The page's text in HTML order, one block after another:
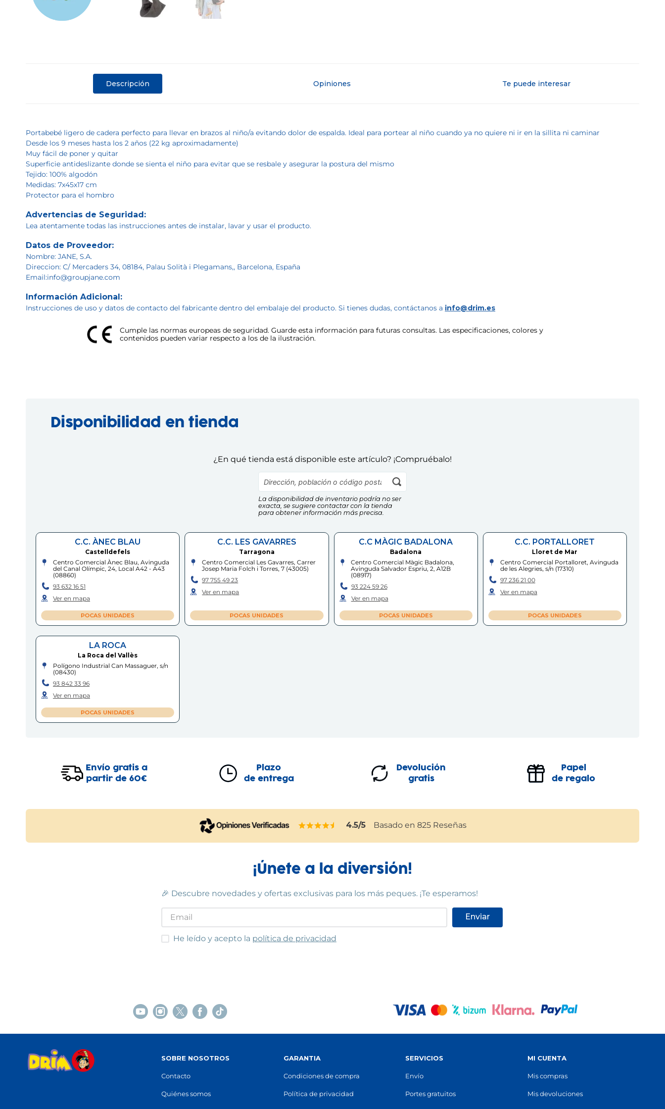
Descripción Opiniones Te puede interesar
Portabebé ligero de cadera perfecto para llevar en brazos al niño/a evitando dolor de espalda. Ideal para portear al niño cuando ya no quiere ni ir en la sillita ni caminar
Desde los 9 meses hasta los 2 años (22 kg aproximadamente)
Muy fácil de poner y quitar
Superficie antideslizante donde se sienta el niño para evitar que se resbale y asegurar la postura del mismo
Tejido: 100% algodón
Medidas: 7x45x17 cm
Protector para el hombro
Advertencias de Seguridad:
Lea atentamente todas las instrucciones antes de instalar, lavar y usar el producto.
Datos de Proveedor:
Nombre: JANE, S.A.
Direccion: C/ Mercaders 34, 08184, Palau Solità i Plegamans,, Barcelona, España
Email:info@groupjane.com
Información Adicional:
Instrucciones de uso y datos de contacto del fabricante dentro del embalaje del producto. Si tienes dudas, contáctanos a info@drim.es
Cumple las normas europeas de seguridad. Guarde esta información para futuras consultas. Las especificaciones, colores y
contenidos pueden variar respecto a los de la ilustración.
Disponibilidad en tienda
¿En qué tienda está disponible este artículo? ¡Compruébalo!
La disponibilidad de inventario podría no ser
exacta, se sugiere contactar con la tienda
para obtener información más precisa.
C.C. ÀNEC BLAU
Castelldefels
Centro Comercial Ànec Blau, Avinguda
del Canal Olímpic, 24, Local A42 - A43
(08860)
93 632 16 51
Ver en mapa
POCAS UNIDADES
C.C. LES GAVARRES
Tarragona
Centro Comercial Les Gavarres, Carrer
Josep Maria Folch i Torres, 7 (43005)
97 755 49 23
Ver en mapa
POCAS UNIDADES
C.C MÀGIC BADALONA
Badalona
Centro Comercial Màgic Badalona,
Avinguda Salvador Espriu, 2, A12B
(08917)
93 224 59 26
Ver en mapa
POCAS UNIDADES
C.C. PORTALLORET
Lloret de Mar
Centro Comercial Portalloret, Avinguda
de les Alegries, s/n (17310)
97 236 21 00
Ver en mapa
POCAS UNIDADES
LA ROCA
La Roca del Vallès
Polígono Industrial Can Massaguer, s/n
(08430)
93 842 33 96
Ver en mapa
POCAS UNIDADES
Envío gratis a
partir de 60€
Plazo
de entrega
Devolución
gratis
Papel
de regalo
4.5/5 Basado en 825 Reseñas
¡Únete a la diversión!
🎉 Descubre novedades y ofertas exclusivas para los más peques. ¡Te esperamos!
Enviar
He leído y acepto las condiciones
He leído y acepto la política de privacidad
SOBRE NOSOTROS
Contacto
Quiénes somos
GARANTIA
Condiciones de compra
Política de privacidad
SERVICIOS
Envío
Portes gratuitos
MI CUENTA
Mis compras
Mis devoluciones